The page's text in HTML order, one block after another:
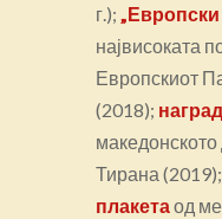
г.); „Европски
највисоката
Европскиот
(2018);
Тирана (2019);
плакетаод